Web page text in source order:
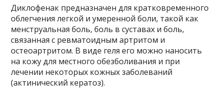
Диклофенак предназначен для кратковременного
облегчения легкой и умеренной боли, такой как
менструальная боль, боль в суставах и боль,
связанная с ревматоидным артритом и
остеоартритом. В виде геля его можно наносить
на кожу для местного обезболивания и при
лечении некоторых кожных заболеваний
(актинический кератоз).